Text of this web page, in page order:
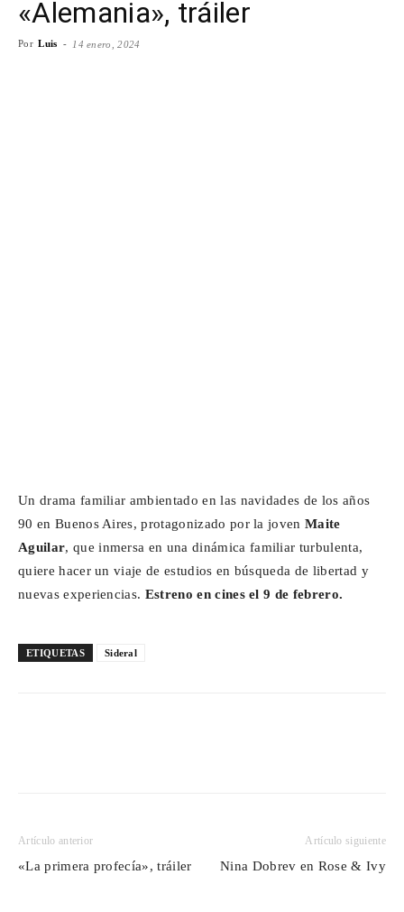
«Alemania», tráiler
Por Luis - 14 enero, 2024
Un drama familiar ambientado en las navidades de los años
90 en Buenos Aires, protagonizado por la jovenMaite
Aguilar, que inmersa en una dinámica familiar turbulenta,
quiere hacer un viaje de estudios en búsqueda de libertad y
nuevas experiencias. Estreno en cines el 9 de febrero.
ETIQUETAS Sideral
Artículo anterior
«La primera profecía», tráiler
Artículo siguiente
Nina Dobrev en Rose & Ivy